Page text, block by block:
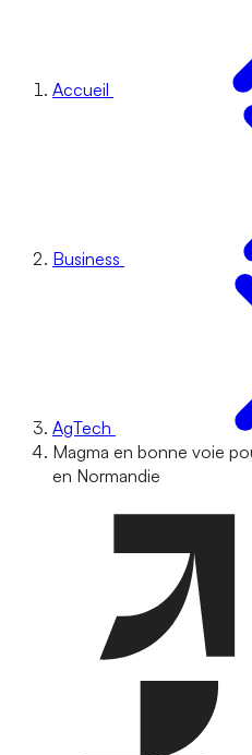
Accueil
Business
AgTech
Magma en bonne voie
en Normandie